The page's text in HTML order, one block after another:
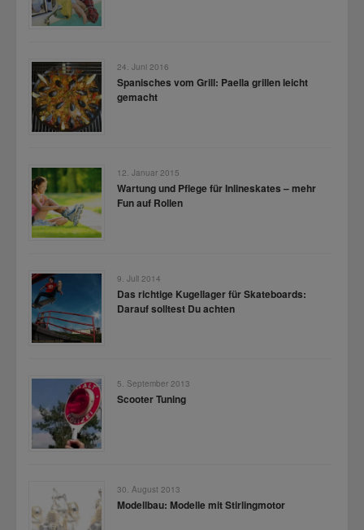
24. Juni 2016
Spanisches vom Grill: Paella grillen leicht
gemacht
12. Januar 2015
Wartung und Pflege für Inlineskates – mehr
Fun auf Rollen
9. Juli 2014
Das richtige Kugellager für Skateboards:
Darauf solltest Du achten
5. September 2013
Scooter Tuning
30. August 2013
Modellbau: Modelle mit Stirlingmotor